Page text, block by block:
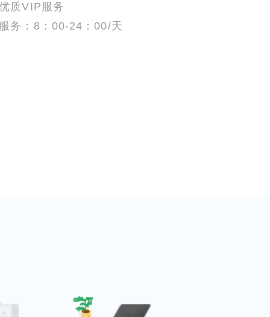
质VIP服务
务：8：00-24：00/天